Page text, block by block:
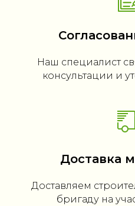
Наш специалист
консультации и
Доставка
Доставляем
бригаду на